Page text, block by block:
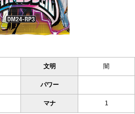
文明 闇
パワー
マナ 1